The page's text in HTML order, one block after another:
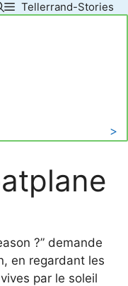
Tellerrand-Stories
>
?” demande
en regardant les
par le soleil